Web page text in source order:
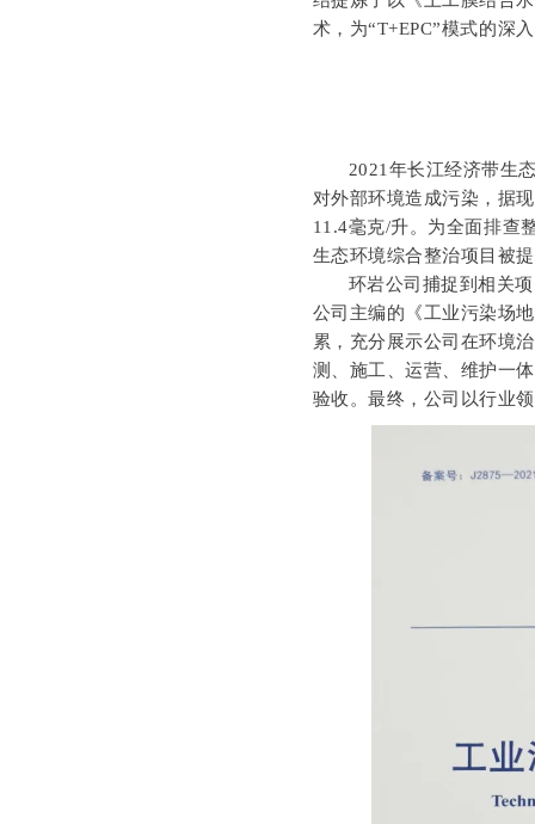
术，为“T+EPC”模式的深
2021年长江经济带生
对外部环境造成污染，据
11.4毫克/升。为全面排查
生态环境综合整治项目被
环岩公司捕捉到相关
公司主编的《工业污染场
累，充分展示公司在环境
测、施工、运营、维护一
验收。最终，公司以行业